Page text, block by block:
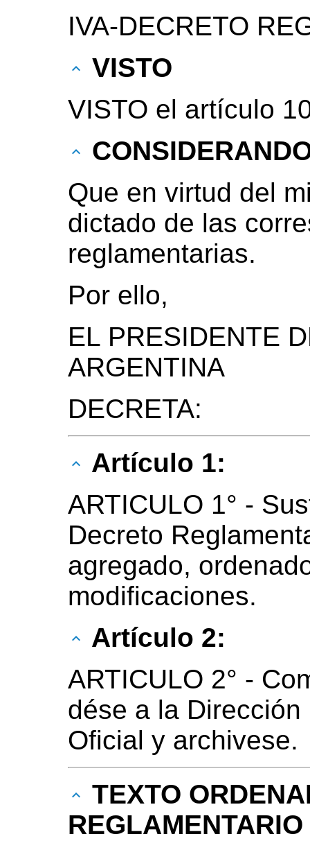
IVA-DECRETO
VISTO
VISTO el artículo
Que en virtud del
dictado de las
reglamentarias.
Por ello,
EL PRESIDENTE
ARGENTINA
DECRETA:
Artículo 1:
ARTICULO 1° -
Decreto
agregado,
modificaciones.
Artículo 2:
ARTICULO 2° -
dése a la
Oficial y archivese.
TEXTO